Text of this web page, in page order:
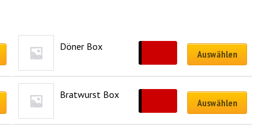
Döner Box
Auswählen
Bratwurst Box
Auswählen